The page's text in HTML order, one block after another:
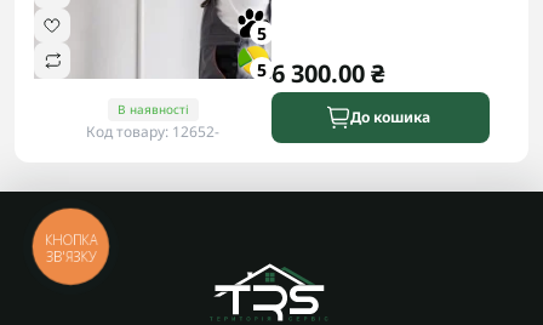
5
5
В наявності
Код товару: 12652-
6 300.00 ₴
До кошика
КНОПКА
ЗВ'ЯЗКУ